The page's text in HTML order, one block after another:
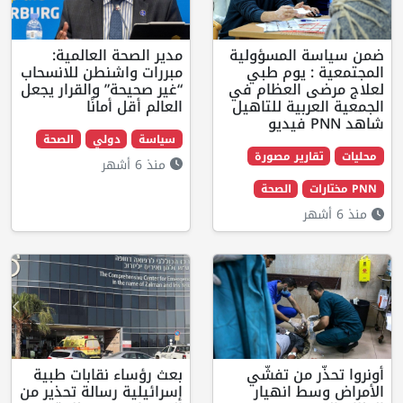
المسؤولية
: يوم طبي
العظام في
للتاهيل
مصورة
الصحة
مدير الصحة العالمية:
مبررات واشنطن للانسحاب
“غير صحيحة” والقرار يجعل
العالم أقل أمانًا
دولي الصحة
منذ 6 أشهر
من تفشّي
انهيار
بعث رؤساء نقابات طبية
إسرائيلية رسالة تحذير من